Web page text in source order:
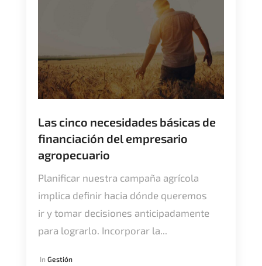
Las cinco necesidades básicas de
financiación del empresario
agropecuario
Planificar nuestra campaña agrícola
implica definir hacia dónde queremos
ir y tomar decisiones anticipadamente
para lograrlo. Incorporar la...
In Gestión